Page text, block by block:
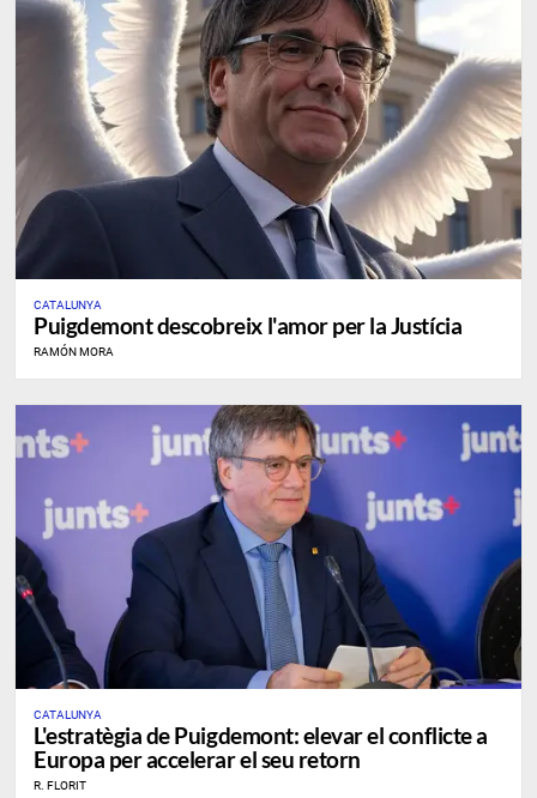
CATALUNYA
Puigdemont descobreix l'amor per la Justícia
RAMÓN MORA
CATALUNYA
L'estratègia de Puigdemont: elevar el conflicte a
Europa per accelerar el seu retorn
R. FLORIT